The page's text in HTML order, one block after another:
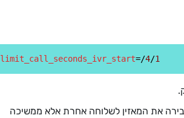
limit_call_seconds_ivr_start=/4/1
את המאזין לשלוחה אחרת אלא ממשיכה